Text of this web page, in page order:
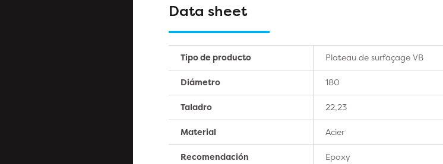
Data sheet
Tipo de producto Plateau de surfaçage VB
Diámetro 180
Taladro 22,23
Material Acier
Recomendación Epoxy